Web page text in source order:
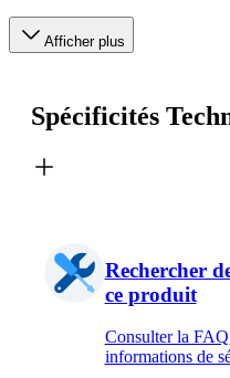
Afficher plus
Spécificités
Rechercher
ce produit
Consulter la
informations de